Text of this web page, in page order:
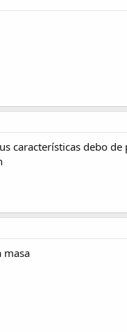
características debo
masa